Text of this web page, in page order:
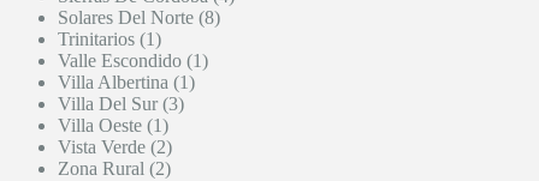
Solares Del Norte (8)
Trinitarios (1)
Valle Escondido (1)
Villa Albertina (1)
Villa Del Sur (3)
Villa Oeste (1)
Vista Verde (2)
Zona Rural (2)